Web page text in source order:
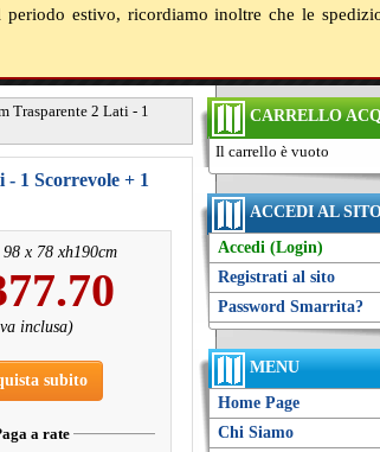
estivo, ricordiamo inoltre che le
CARRELLO
Il carrello è vuoto
ACCEDI AL
Accedi (Login)
Registrati al sito
Password Smarrita?
MENU
Home Page
Chi Siamo
Trasparente 2 Lati - 1
1 Scorrevole + 1
x 78 xh190cm
inclusa)
subito
a rate